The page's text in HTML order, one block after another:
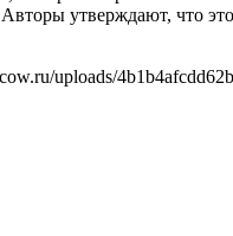
утверждают, что
uploads/